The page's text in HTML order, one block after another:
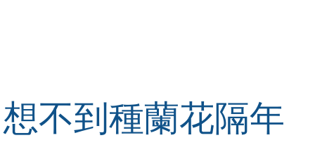
想不到種蘭花隔年